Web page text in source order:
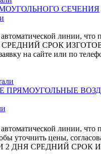
СЕЧЕНИЯ
линии,
СРОК
на сайте или по
ПРЯМОУГОЛЬНЫЕ
линии,
уточнить цены,
2 ДНЯ СРЕДНИЙ